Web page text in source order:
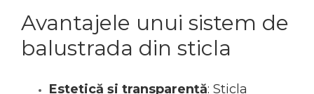
Avantajele unui sistem de
balustrada din sticla
Estetică și transparență: Sticla